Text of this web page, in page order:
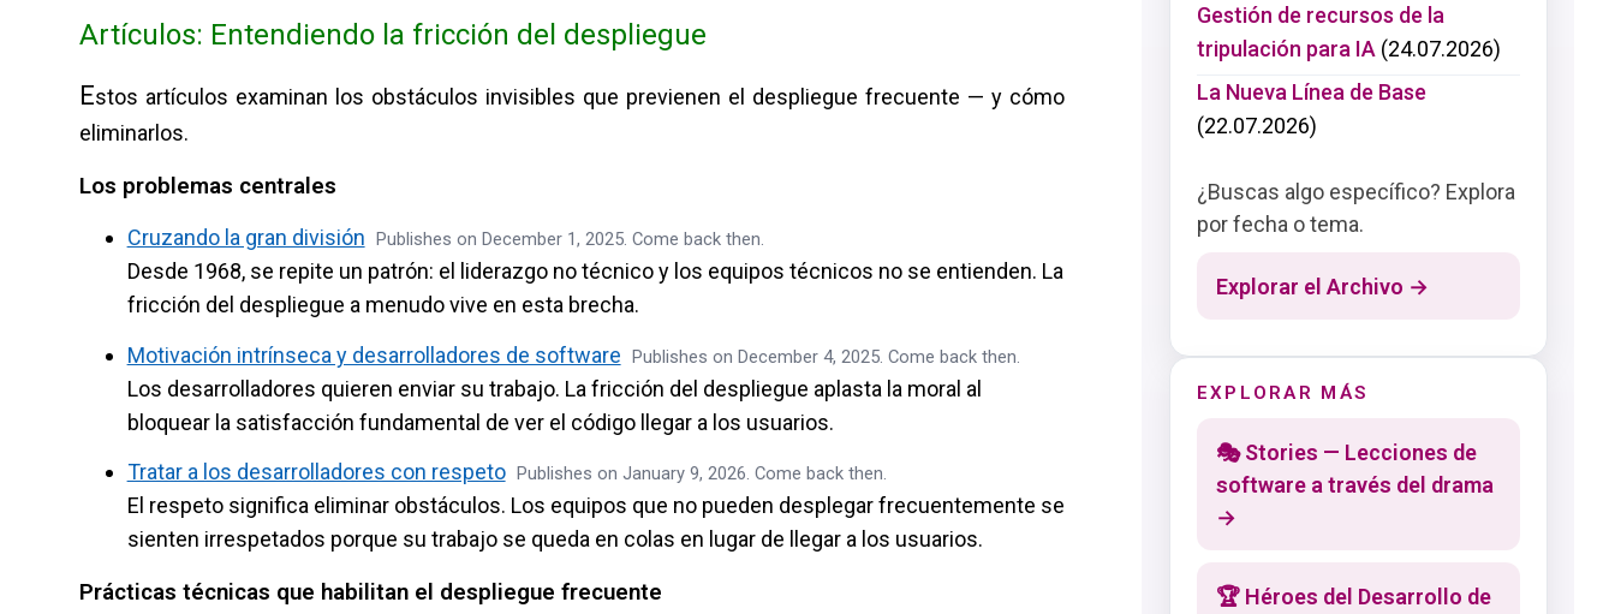
Artículos: Entendiendo la fricción del despliegue
Estos artículos examinan los obstáculos invisibles que previenen el despliegue frecuente — y cómo
eliminarlos.
Los problemas centrales
Cruzando la gran división Publishes on December 1, 2025. Come back then.
Desde 1968, se repite un patrón: el liderazgo no técnico y los equipos técnicos no se entienden. La
fricción del despliegue a menudo vive en esta brecha.
Motivación intrínseca y desarrolladores de software Publishes on December 4, 2025. Come back then.
Los desarrolladores quieren enviar su trabajo. La fricción del despliegue aplasta la moral al
bloquear la satisfacción fundamental de ver el código llegar a los usuarios.
Tratar a los desarrolladores con respeto
Publishes on January 9, 2026. Come back then.
El respeto significa eliminar obstáculos. Los equipos que no pueden desplegar frecuentemente se
sienten irrespetados porque su trabajo se queda en colas en lugar de llegar a los usuarios.
Prácticas técnicas que habilitan el despliegue frecuente
Gestión de recursos de la
tripulación para IA (24.07.2026)
La Nueva Línea de Base
(22.07.2026)
¿Buscas algo específico? Explora
por fecha o tema.
Explorar el Archivo →
EXPLORAR MÁS
🎭 Stories — Lecciones de
software a través del drama
→
🏆 Héroes del Desarrollo de